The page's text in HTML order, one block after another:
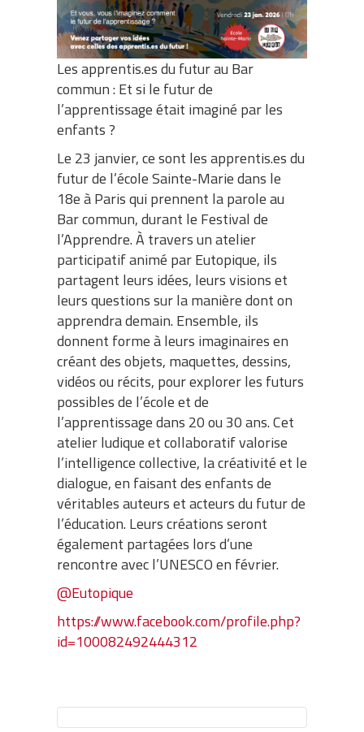
Les apprentis.es du futur au Bar
commun : Et si le futur de
l’apprentissage était imaginé par les
enfants ?
Le 23 janvier, ce sont les apprentis.es du
futur de l’école Sainte-Marie dans le
18e à Paris qui prennent la parole au
Bar commun, durant le Festival de
l’Apprendre. À travers un atelier
participatif animé par Eutopique, ils
partagent leurs idées, leurs visions et
leurs questions sur la manière dont on
apprendra demain. Ensemble, ils
donnent forme à leurs imaginaires en
créant des objets, maquettes, dessins,
vidéos ou récits, pour explorer les futurs
possibles de l’école et de
l’apprentissage dans 20 ou 30 ans. Cet
atelier ludique et collaboratif valorise
l’intelligence collective, la créativité et le
dialogue, en faisant des enfants de
véritables auteurs et acteurs du futur de
l’éducation. Leurs créations seront
également partagées lors d’une
rencontre avec l’UNESCO en février.
@Eutopique
https://www.facebook.com/profile.php?
id=100082492444312